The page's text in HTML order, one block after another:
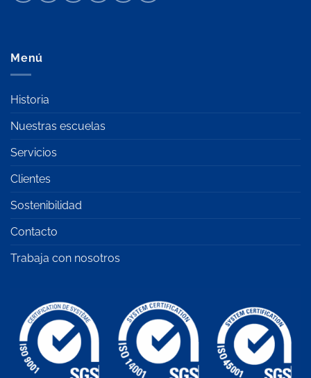
Menú
Historia
Nuestras escuelas
Servicios
Clientes
Sostenibilidad
Contacto
Trabaja con nosotros